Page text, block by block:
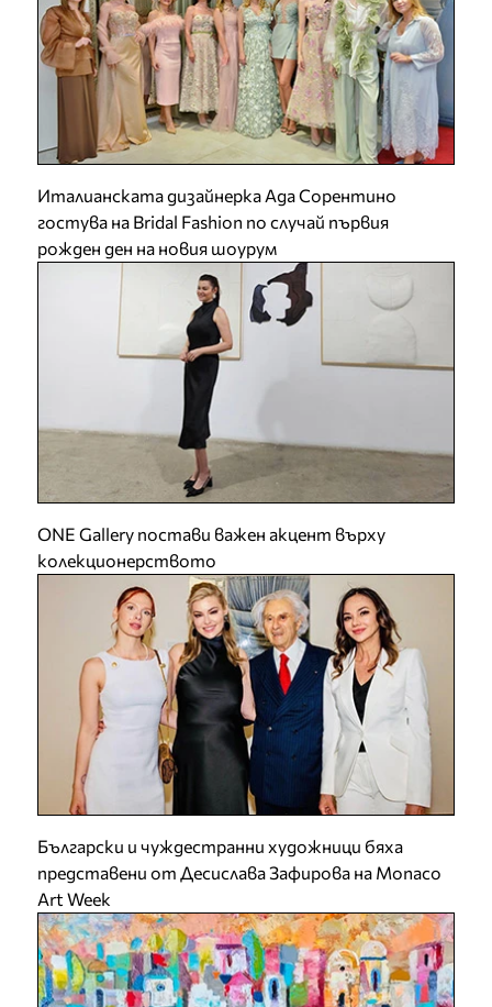
Италианската дизайнерка Ада Сорентино
гостува на Bridal Fashion по случай първия
рожден ден на новия шоурум
ONE Gallery постави важен акцент върху
колекционерството
Български и чуждестранни художници бяха
представени от Десислава Зафирова на Monaco
Art Week